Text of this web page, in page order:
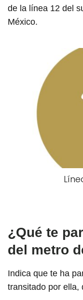
de la línea 12 del
México.
¿Qué te
del metro
Indica que te ha
transitado por ella,